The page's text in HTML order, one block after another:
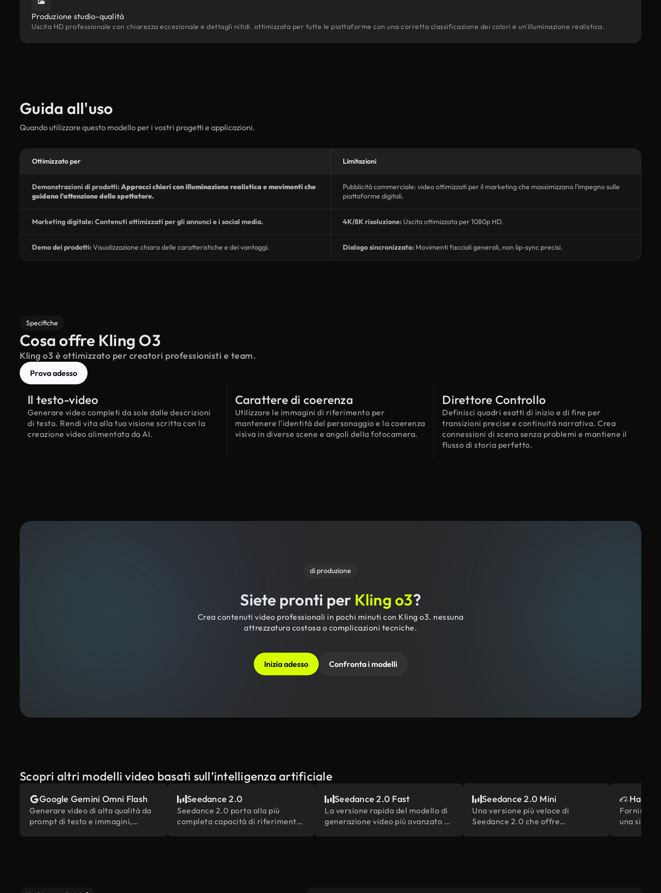
Produzione studio-qualità
Uscita HD professionale con chiarezza eccezionale e dettagli nitidi. ottimizzata per tutte le piattaforme con una corretta classificazione dei colori e un'illuminazione realistica.
Guida all'uso
Quando utilizzare questo modello per i vostri progetti e applicazioni.
Ottimizzato per Limitazioni
Demonstrazioni di prodotti:Approcci chiari con illuminazione realistica e movimenti che
guidano l'attenzione dello spettatore.
Pubblicità commerciale: video ottimizzati per il marketing che massimizzano l’impegno sulle
piattaforme digitali.
Marketing digitale: Contenuti ottimizzati per gli annunci e i social media. 4K/8K risoluzione: Uscita ottimizzata per 1080p HD.
Demo dei prodotti:Visualizzazione chiara delle caratteristiche e dei vantaggi. Dialogo sincronizzato: Movimenti facciali generali, non lip-sync precisi.
Specifiche
Cosa offre Kling O3
Kling o3 è ottimizzato per creatori professionisti e team.
Prova adesso
Il testo-video
Generare video completi da sole dalle descrizioni
di testo. Rendi vita alla tua visione scritta con la
creazione video alimentata da AI.
Carattere di coerenza
Utilizzare le immagini di riferimento per
mantenere l'identità del personaggio e la coerenza
visiva in diverse scene e angoli della fotocamera.
Direttore Controllo
Definisci quadri esatti di inizio e di fine per
transizioni precise e continuità narrativa. Crea
connessioni di scena senza problemi e mantiene il
flusso di storia perfetto.
di produzione
Siete pronti per Kling o3?
Crea contenuti video professionali in pochi minuti con Kling o3. nessuna
attrezzatura costosa o complicazioni tecniche.
Inizia adesso Confronta i modelli
Scopri altri modelli video basati sull’intelligenza artificiale
Google Gemini Omni Flash
Generare video di alta qualità da
prompt di testo e immagini,
Seedance 2.0
Seedance 2.0 porta alla più
completa capacità di riferimento
Seedance 2.0 Fast
La versione rapida del modello di
generazione video più avanzato di
Seedance 2.0 Mini
Una versione più veloce di
Seedance 2.0 che offre
Happy
Fornisce
una